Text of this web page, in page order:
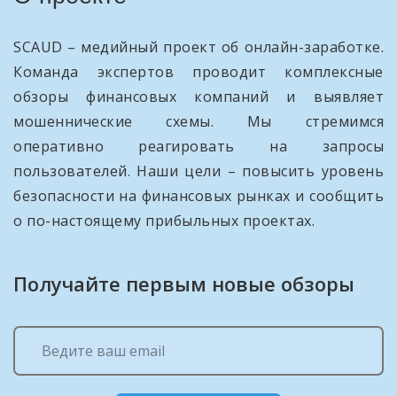
SCAUD – медийный проект об онлайн-заработке.
Команда экспертов проводит комплексные
обзоры финансовых компаний и выявляет
мошеннические схемы. Мы стремимся
оперативно реагировать на запросы
пользователей. Наши цели – повысить уровень
безопасности на финансовых рынках и сообщить
о по-настоящему прибыльных проектах.
Получайте первым новые обзоры